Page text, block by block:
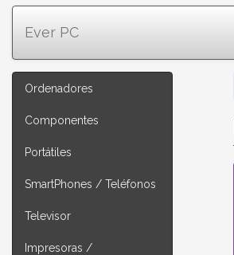
Ever PC
Ordenadores
Componentes
Portátiles
SmartPhones / Teléfonos
Televisor
Impresoras /